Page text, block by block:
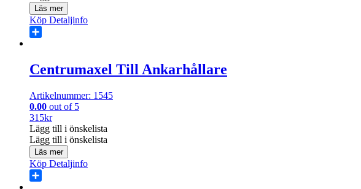
Läs mer
Köp Detaljinfo
Centrumaxel Till Ankarhållare
Artikelnummer: 1545
0.00 out of 5
315kr
Lägg till i önskelista
Lägg till i önskelista
Läs mer
Köp Detaljinfo